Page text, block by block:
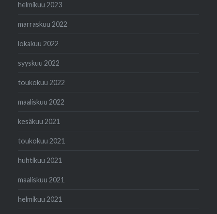
helmikuu 2023
marraskuu 2022
lokakuu 2022
syyskuu 2022
toukokuu 2022
maaliskuu 2022
kesäkuu 2021
toukokuu 2021
huhtikuu 2021
maaliskuu 2021
helmikuu 2021